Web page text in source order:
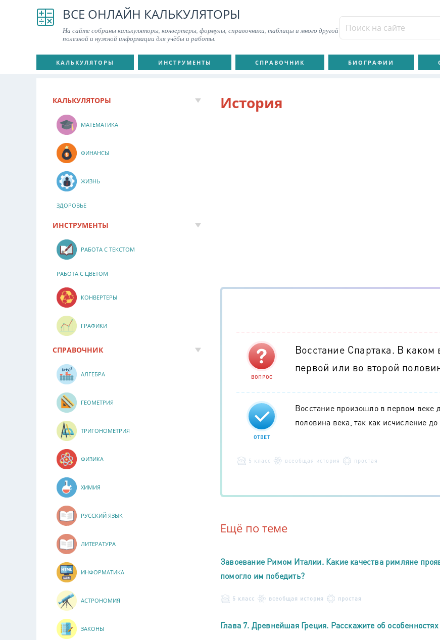
ВСЕ ОНЛАЙН КАЛЬКУЛЯТОРЫ
На сайте собраны калькуляторы, конвертеры, формулы, справочники, таблицы и много другой
полезной и нужной информации для учёбы и работы.
КАЛЬКУЛЯТОРЫ ИНСТРУМЕНТЫ СПРАВОЧНИК БИОГРАФИИ
История
ВОПРОС
Восстание Спартака. В
первой или во второй
ОТВЕТ
Восстание произошло в первом веке
половина века, так как исчисление
5 класс всеобщая история простая
Ещё по теме
Завоевание Римом Италии. Какие качества римляне
помогло им победить?
5 класс всеобщая история простая
Глава 7. Древнейшая Греция. Расскажите об
КАЛЬКУЛЯТОРЫ
МАТЕМАТИКА
ФИНАНСЫ
ЖИЗНЬ
ЗДОРОВЬЕ
ИНСТРУМЕНТЫ
РАБОТА С ТЕКСТОМ
РАБОТА С ЦВЕТОМ
КОНВЕРТЕРЫ
ГРАФИКИ
СПРАВОЧНИК
АЛГЕБРА
ГЕОМЕТРИЯ
ТРИГОНОМЕТРИЯ
ФИЗИКА
ХИМИЯ
РУССКИЙ ЯЗЫК
ЛИТЕРАТУРА
ИНФОРМАТИКА
АСТРОНОМИЯ
ЗАКОНЫ